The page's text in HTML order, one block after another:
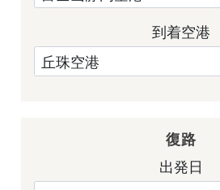
到着空港
復路
出発日